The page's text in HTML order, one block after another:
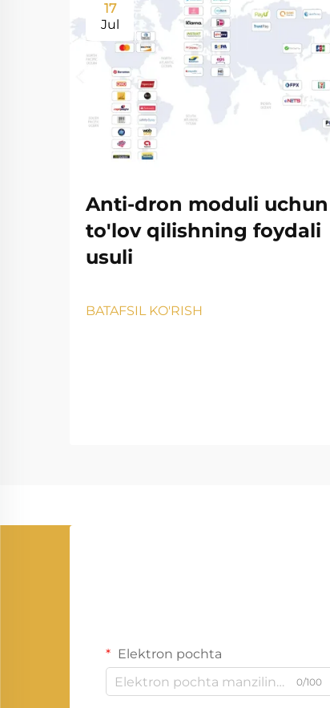
17
Jul
Anti-dron moduli uchun
to'lov qilishning foydali
usuli
BATAFSIL KO'RISH
Elektron pochta
0/100